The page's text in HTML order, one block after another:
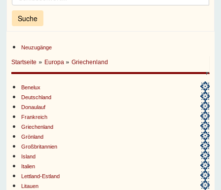
Neuzugänge
Startseite » Europa »Griechenland
Benelux
Deutschland
Donaulauf
Frankreich
Griechenland
Grönland
Großbritannien
Island
Italien
Lettland-Estland
Litauen